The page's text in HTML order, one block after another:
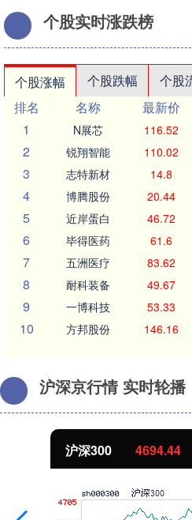
个股实时涨跌榜
个股涨幅 个股跌幅 个股
排名
名称 最新价
1
N展芯 116.52
2 锐翔智能 110.02
3 志特新材 14.8
4 博腾股份 20.44
5 近岸蛋白 46.72
6 毕得医药 61.6
7 五洲医疗 83.62
8 耐科装备 49.67
9 一博科技 53.33
10 方邦股份 146.16
沪深京行情 实时轮播
沪深300 4694.44